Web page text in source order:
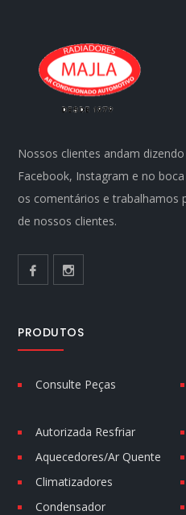
Nossos clientes andam
Facebook, Instagram e no
os comentários e trabalhamos
de nossos clientes.
PRODUTOS
Consulte Peças
Autorizada Resfriar
Aquecedores/Ar Quente
Climatizadores
Condensador